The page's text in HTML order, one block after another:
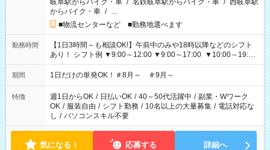
岐阜駅からバイク・車 / 名鉄岐阜駅からバイク・車 / 西岐阜駅
からバイク・車 / …
■物流センターなど ■勤務地選べます
勤務時間
【1日3時間～も相談OK!】午前中のみや18時以降などのシフト
あり！ シフト例 ▼9:00～12:00 ▼9:00～17:00 ▼10:00～19:00
▼18:00～21:00
期間 1日だけの単発OK！＃8月～ ＃9月～
特徴 週1日からOK / 日払いOK / 40～50代活躍中 / 副業・Wワーク
OK / 服装自由 / シフト勤務 / 10名以上の大量募集 / 電話対応な
し / パソコンスキル不要
気になる！ 応募する 詳細へ